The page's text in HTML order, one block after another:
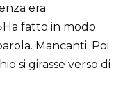
era
fatto in modo
Mancanti. Poi
si girasse verso di